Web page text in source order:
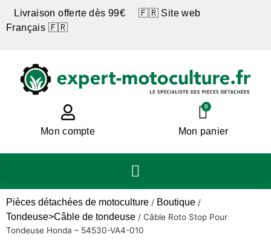
Livraison offerte dès 99€ 🇫🇷 Site web
Français 🇫🇷
Mon compte
0
Mon panier
Pièces détachées de motoculture / Boutique /
Tondeuse>Câble de tondeuse / Câble Roto Stop Pour
Tondeuse Honda – 54530-VA4-010